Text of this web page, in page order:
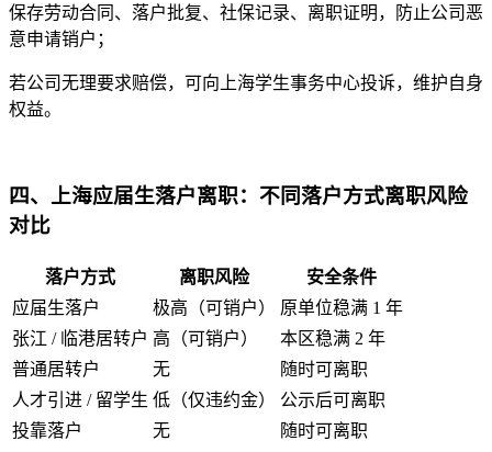
保存劳动合同、落户批复、社保记录、离职证明，防止公司恶
意申请销户；
若公司无理要求赔偿，可向上海学生事务中心投诉，维护自身
权益。
四、上海应届生落户离职：不同落户方式离职风险
对比
落户方式 离职风险
安全条件
应届生落户
极高（可销户）
原单位稳满 1 年
张江 / 临港居转户 高（可销户）
本区稳满 2 年
普通居转户
无
随时可离职
人才引进 / 留学生 低（仅违约金）
公示后可离职
投靠落户
无 随时可离职